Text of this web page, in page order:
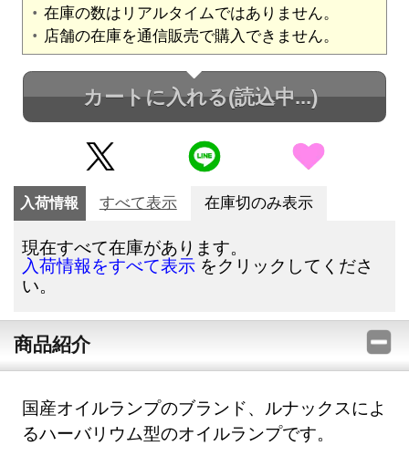
在庫の数はリアルタイムではありません。
店舗の在庫を通信販売で購入できません。
カートに入れる(読込中...)
入荷情報 すべて表示 在庫切のみ表示
現在すべて在庫があります。
入荷情報をすべて表示 をクリックしてくださ
い。
商品紹介
国産オイルランプのブランド、ルナックスによ
るハーバリウム型のオイルランプです。